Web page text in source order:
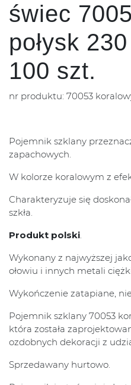
świec
połysk
100 szt.
nr produktu: 70053
Pojemnik szklany
zapachowych.
W kolorze koralowym z
Charakteryzuje się
szkła.
Produkt polski.
Wykonany z najwyższej
ołowiu i innych metali
Wykończenie zatapiane,
Pojemnik szklany 70053
która została
ozdobnych dekoracji z
Sprzedawany hurtowo.